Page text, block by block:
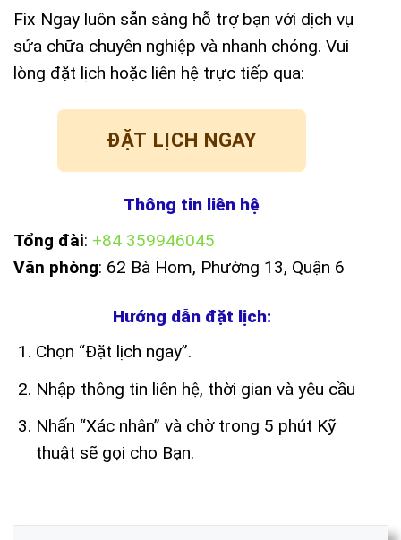
Fix Ngay luôn sẵn sàng hỗ trợ bạn với dịch vụ
sửa chữa chuyên nghiệp và nhanh chóng. Vui
lòng đặt lịch hoặc liên hệ trực tiếp qua:
ĐẶT LỊCH NGAY
Thông tin liên hệ
Tổng đài: +84 359946045
Văn phòng: 62 Bà Hom, Phường 13, Quận 6
Hướng dẫn đặt lịch:
Chọn “Đặt lịch ngay”.
Nhập thông tin liên hệ, thời gian và yêu cầu
Nhấn “Xác nhận” và chờ trong 5 phút Kỹ
thuật sẽ gọi cho Bạn.